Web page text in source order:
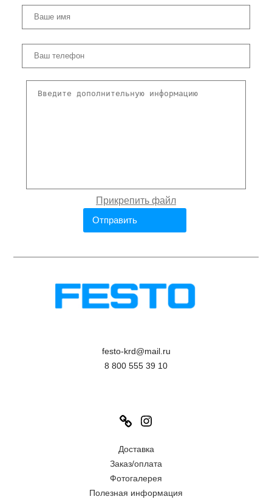
festo-krd@mail.ru
8 800 555 39 10
Link
Доставка
Заказ/оплата
Фотогалерея
Полезная информация